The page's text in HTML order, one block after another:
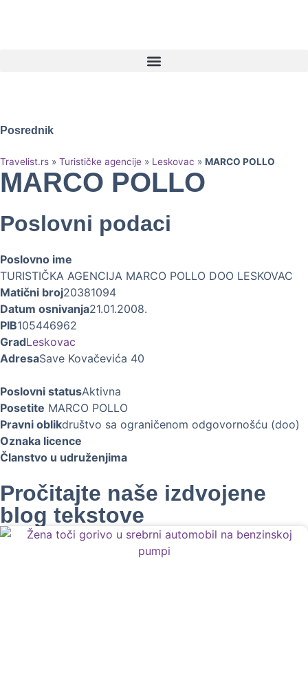
Posrednik
Travelist.rs » Turističke agencije » Leskovac » MARCO POLLO
MARCO POLLO
Poslovni podaci
Poslovno ime
TURISTIČKA AGENCIJA MARCO POLLO DOO LESKOVAC
Matični broj20381094
Datum osnivanja21.01.2008.
PIB105446962
GradLeskovac
AdresaSave Kovačevića 40
Poslovni statusAktivna
Posetite MARCO POLLO
Pravni oblikdruštvo sa ograničenom odgovornošću (doo)
Oznaka licence
Članstvo u udruženjima
Pročitajte naše izdvojene
blog tekstove